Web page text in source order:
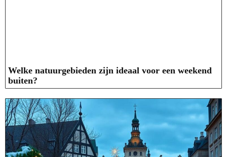
Welke natuurgebieden zijn ideaal voor een weekend
buiten?